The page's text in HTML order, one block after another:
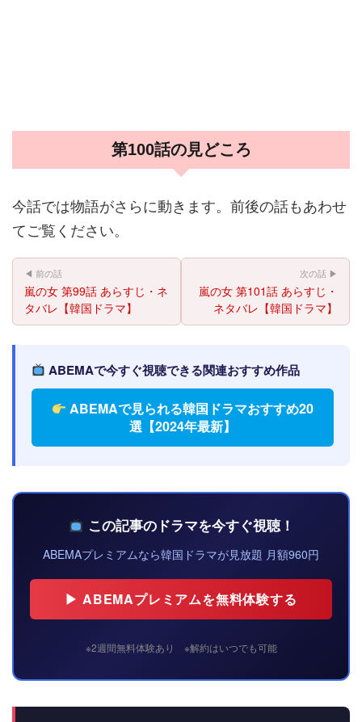
第100話の見どころ
今話では物語がさらに動きます。前後の話もあわせ
てご覧ください。
◀ 前の話
嵐の女 第99話 あらすじ・ネ
タバレ【韓国ドラマ】
次の話 ▶
嵐の女 第101話 あらすじ・
ネタバレ【韓国ドラマ】
ABEMAで今すぐ視聴できる関連おすすめ作品
ABEMAで見られる韓国ドラマおすすめ20
選【2024年最新】
この記事のドラマを今すぐ視聴！
ABEMAプレミアムなら韓国ドラマが見放題 月額960円
▶ ABEMAプレミアムを無料体験する
※2週間無料体験あり ※解約はいつでも可能